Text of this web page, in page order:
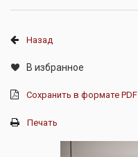
Назад
В избранное
Сохранить в формате PDF
Печать